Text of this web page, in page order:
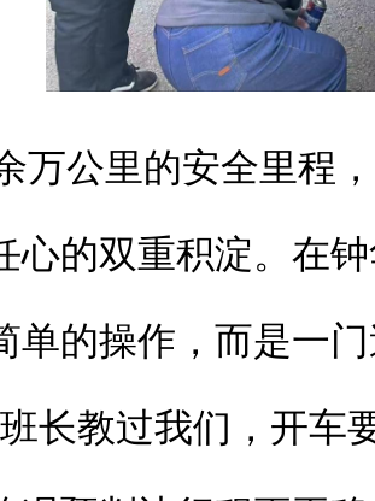
万公里的安全里程
心的双重积淀。在
单的操作，而是一
长教过我们，开车